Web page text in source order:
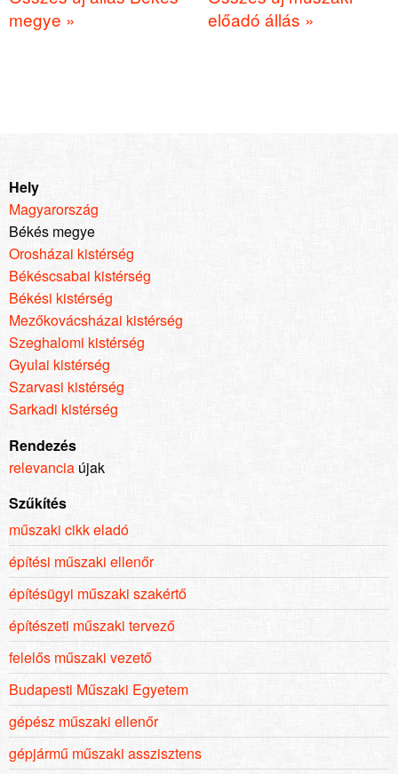
megye »
előadó állás »
Hely
Magyarország
Békés megye
Orosházai kistérség
Békéscsabai kistérség
Békési kistérség
Mezőkovácsházai kistérség
Szeghalomi kistérség
Gyulai kistérség
Szarvasi kistérség
Sarkadi kistérség
Rendezés
relevancia újak
Szűkítés
műszaki cikk eladó
építési műszaki ellenőr
építésügyi műszaki szakértő
építészeti műszaki tervező
felelős műszaki vezető
Budapesti Műszaki Egyetem
gépész műszaki ellenőr
gépjármű műszaki asszisztens